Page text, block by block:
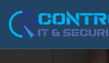
content